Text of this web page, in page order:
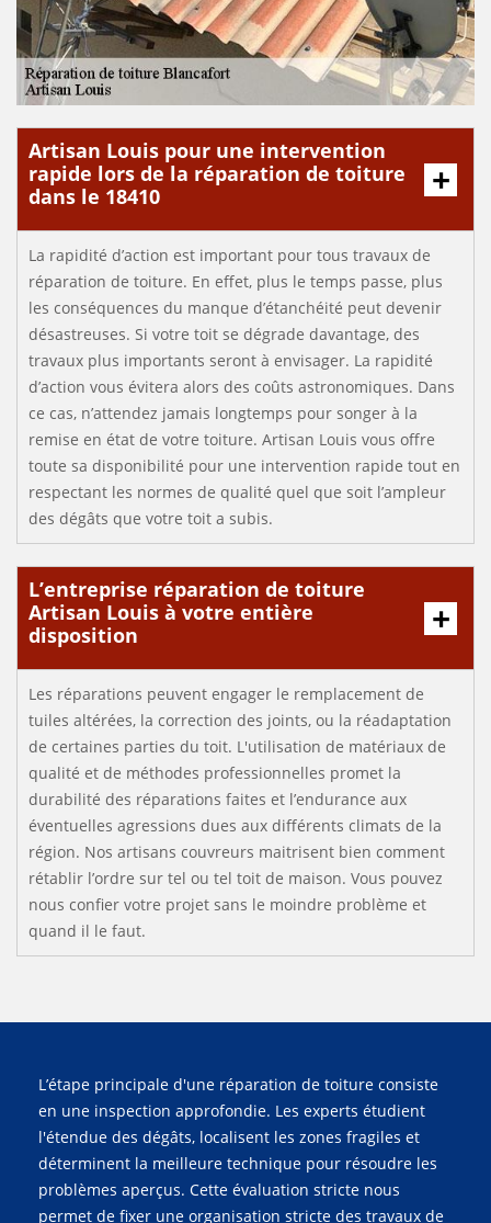
Artisan Louis pour une intervention
rapide lors de la réparation de toiture
dans le 18410
La rapidité d’action est important pour tous travaux de
réparation de toiture. En effet, plus le temps passe, plus
les conséquences du manque d’étanchéité peut devenir
désastreuses. Si votre toit se dégrade davantage, des
travaux plus importants seront à envisager. La rapidité
d’action vous évitera alors des coûts astronomiques. Dans
ce cas, n’attendez jamais longtemps pour songer à la
remise en état de votre toiture. Artisan Louis vous offre
toute sa disponibilité pour une intervention rapide tout en
respectant les normes de qualité quel que soit l’ampleur
des dégâts que votre toit a subis.
L’entreprise réparation de toiture
Artisan Louis à votre entière
disposition
Les réparations peuvent engager le remplacement de
tuiles altérées, la correction des joints, ou la réadaptation
de certaines parties du toit. L'utilisation de matériaux de
qualité et de méthodes professionnelles promet la
durabilité des réparations faites et l’endurance aux
éventuelles agressions dues aux différents climats de la
région. Nos artisans couvreurs maitrisent bien comment
rétablir l’ordre sur tel ou tel toit de maison. Vous pouvez
nous confier votre projet sans le moindre problème et
quand il le faut.
L’étape principale d'une réparation de toiture consiste
en une inspection approfondie. Les experts étudient
l'étendue des dégâts, localisent les zones fragiles et
déterminent la meilleure technique pour résoudre les
problèmes aperçus. Cette évaluation stricte nous
permet de fixer une organisation stricte des travaux de